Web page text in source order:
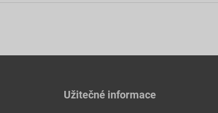
Užitečné informace